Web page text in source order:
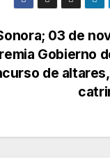
03 de
Gobierno
de